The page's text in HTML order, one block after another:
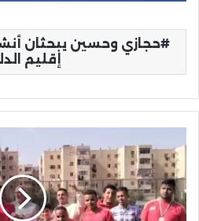
حجازي وحسين يبحثان
إقليم
يكتسح
بهتيم
بعشرة
أهداف
ويتوج